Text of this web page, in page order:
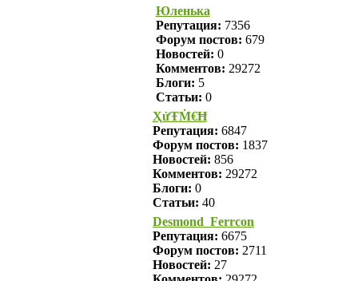
Юленька
Репутация: 7356
Форум постов: 679
Новостей: 0
Комментов: 29272
Блоги: 5
Статьи: 0
ҲửŦṀ€Ħ
Репутация: 6847
Форум постов: 1837
Новостей: 856
Комментов: 29272
Блоги: 0
Статьи: 40
Desmond_Ferrcon
Репутация: 6675
Форум постов: 2711
Новостей: 27